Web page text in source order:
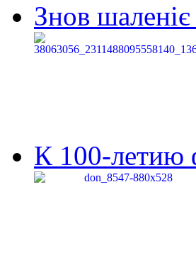
Знов
К 100-летию